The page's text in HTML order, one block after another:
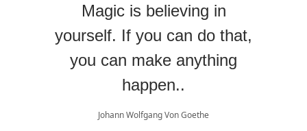
Magic is believing in
yourself. If you can do that,
you can make anything
happen..
Johann Wolfgang Von Goethe